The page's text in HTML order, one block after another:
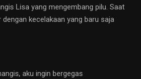
Lisa yang mengembang pilu. Saat
kecelakaan yang baru saja
aku ingin bergegas